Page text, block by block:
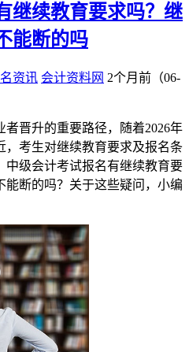
继续教育要求吗？继
能断的吗
资讯 会计资料网 2个月前（06-
晋升的重要路径，随着2026年
，考生对继续教育要求及报名条
中级会计考试报名有继续教育要
能断的吗？关于这些疑问，小编